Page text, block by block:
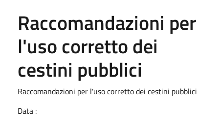
Raccomandazioni per
l'uso corretto dei
cestini pubblici
Raccomandazioni per l'uso corretto dei cestini pubblici
Data :